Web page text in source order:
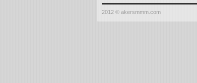
2012 © akersmmm.com